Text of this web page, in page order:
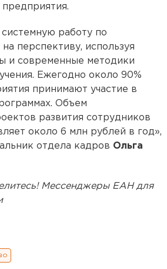
работу по
перспективу, используя
и современные методики
Ежегодно около 90%
принимают участие в
Объем
развития сотрудников
около 6 млн рублей в год»,
отдела кадров Ольга
Мессенджеры ЕАН для